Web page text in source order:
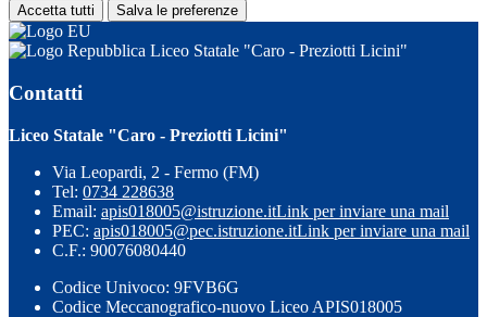
Accetta tutti Salva le preferenze
Liceo Statale "Caro - Preziotti Licini"
Contatti
Liceo Statale "Caro - Preziotti Licini"
Via Leopardi, 2 - Fermo (FM)
Tel: 0734 228638
Email: apis018005@istruzione.itLink per inviare una mail
PEC: apis018005@pec.istruzione.itLink per inviare una mail
C.F.: 90076080440
Codice Univoco: 9FVB6G
Codice Meccanografico-nuovo Liceo APIS018005